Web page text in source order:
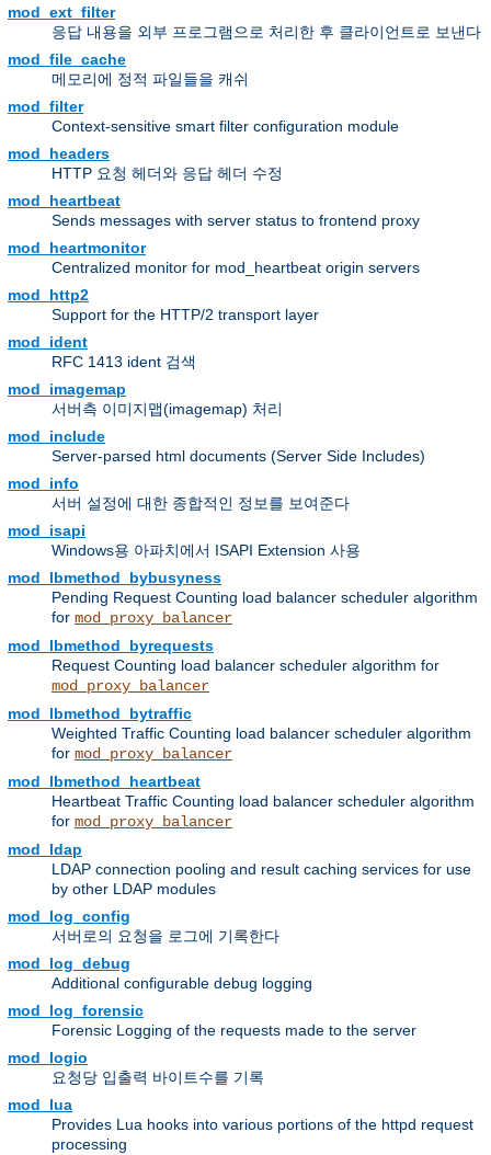
mod_ext_filter
응답 내용을 외부 프로그램으로 처리한 후 클라이언트로 보낸다
mod_file_cache
메모리에 정적 파일들을 캐쉬
mod_filter
Context-sensitive smart filter configuration module
mod_headers
HTTP 요청 헤더와 응답 헤더 수정
mod_heartbeat
Sends messages with server status to frontend proxy
mod_heartmonitor
Centralized monitor for mod_heartbeat origin servers
mod_http2
Support for the HTTP/2 transport layer
mod_ident
RFC 1413 ident 검색
mod_imagemap
서버측 이미지맵(imagemap) 처리
mod_include
Server-parsed html documents (Server Side Includes)
mod_info
서버 설정에 대한 종합적인 정보를 보여준다
mod_isapi
Windows용 아파치에서 ISAPI Extension 사용
mod_lbmethod_bybusyness
Pending Request Counting load balancer scheduler algorithm
for mod_proxy_balancer
mod_lbmethod_byrequests
Request Counting load balancer scheduler algorithm for
mod_proxy_balancer
mod_lbmethod_bytraffic
Weighted Traffic Counting load balancer scheduler algorithm
for mod_proxy_balancer
mod_lbmethod_heartbeat
Heartbeat Traffic Counting load balancer scheduler algorithm
for mod_proxy_balancer
mod_ldap
LDAP connection pooling and result caching services for use
by other LDAP modules
mod_log_config
서버로의 요청을 로그에 기록한다
mod_log_debug
Additional configurable debug logging
mod_log_forensic
Forensic Logging of the requests made to the server
mod_logio
요청당 입출력 바이트수를 기록
mod_lua
Provides Lua hooks into various portions of the httpd request
processing